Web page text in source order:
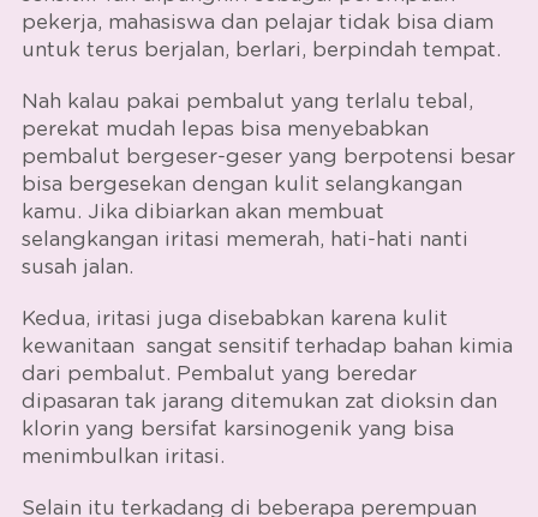
pekerja, mahasiswa dan pelajar tidak bisa diam
untuk terus berjalan, berlari, berpindah tempat.
Nah kalau pakai pembalut yang terlalu tebal,
perekat mudah lepas bisa menyebabkan
pembalut bergeser-geser yang berpotensi besar
bisa bergesekan dengan kulit selangkangan
kamu. Jika dibiarkan akan membuat
selangkangan iritasi memerah, hati-hati nanti
susah jalan.
Kedua, iritasi juga disebabkan karena kulit
kewanitaan sangat sensitif terhadap bahan kimia
dari pembalut. Pembalut yang beredar
dipasaran tak jarang ditemukan zat dioksin dan
klorin yang bersifat karsinogenik yang bisa
menimbulkan iritasi.
Selain itu terkadang di beberapa perempuan